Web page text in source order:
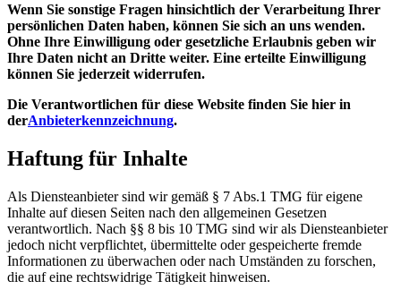
Wenn Sie sonstige Fragen hinsichtlich der Verarbeitung Ihrer
persönlichen Daten haben, können Sie sich an uns wenden.
Ohne Ihre Einwilligung oder gesetzliche Erlaubnis geben wir
Ihre Daten nicht an Dritte weiter. Eine erteilte Einwilligung
können Sie jederzeit widerrufen.
Die Verantwortlichen für diese Website finden Sie hier in
derAnbieterkennzeichnung.
Haftung für Inhalte
Als Diensteanbieter sind wir gemäß § 7 Abs.1 TMG für eigene
Inhalte auf diesen Seiten nach den allgemeinen Gesetzen
verantwortlich. Nach §§ 8 bis 10 TMG sind wir als Diensteanbieter
jedoch nicht verpflichtet, übermittelte oder gespeicherte fremde
Informationen zu überwachen oder nach Umständen zu forschen,
die auf eine rechtswidrige Tätigkeit hinweisen.